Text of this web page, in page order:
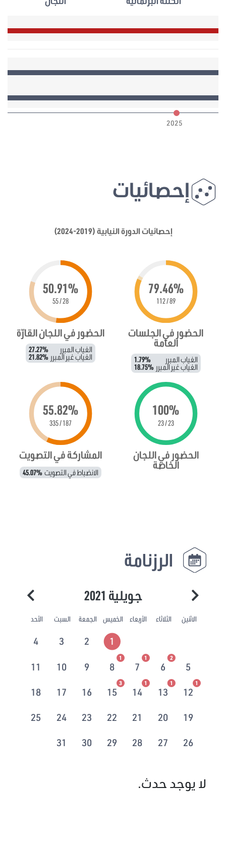
2025
إحصائيات
إحصائيات الدورة النيابية (2019-2024)
79.46%
89 / 112
الحضور في الجلسات
العامة
الغياب المبرر 1.79%
الغياب غير المبرر 18.75%
50.91%
28 / 55
الحضور في اللجان القارّة
الغياب المبرر 27.27%
الغياب غير المبرر 21.82%
100%
23 / 23
الحضور في اللجان
الخاصة
55.82%
187 / 335
المشاركة في التصويت
الانضباط في التصويت 45.07%
الرزنامة
جويلية 2021
الاثنين الثلاثاء الأربعاء الخميس الجمعة السبت الأحد
1
2
3
4
5
6
2
7
1
8
1
9
10
11
12
1
13
1
14
1
15
3
16
17
18
19
20
21
22
23
24
25
26
27
28
29
30
31
لا يوجد حدث.